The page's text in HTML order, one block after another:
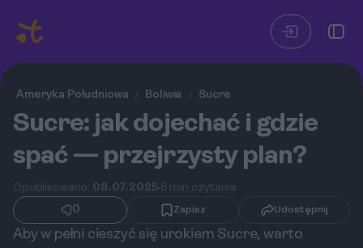
Ameryka Południowa / Boliwia / Sucre
Sucre: jak dojechać i gdzie
spać — przejrzysty plan?
Opublikowano: 08.07.2025 6 min czytania
0
Zapisz Udostępnij
Aby w pełni cieszyć się urokiem Sucre, warto